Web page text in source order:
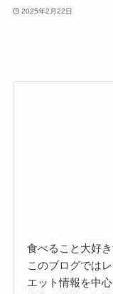
2025年2月22日
食べること大好き
このブログでは
エット情報を中